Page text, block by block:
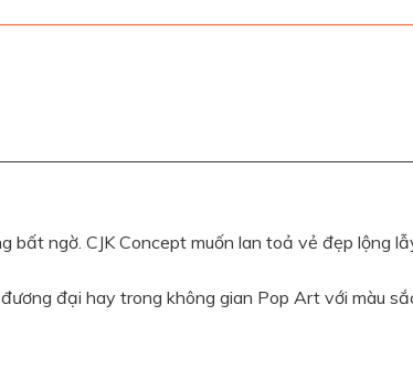
bất ngờ. CJK Concept muốn lan toả vẻ đẹp lộng
đại hay trong không gian Pop Art với màu